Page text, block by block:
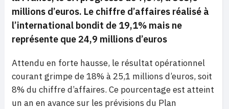
millions d’euros. Le chiffre d’affaires réalisé à
l’international bondit de 19,1% mais ne
représente que 24,9 millions d’euros
Attendu en forte hausse, le résultat opérationnel
courant grimpe de 18% à 25,1 millions d’euros, soit
8% du chiffre d’affaires. Ce pourcentage est atteint
un an en avance sur les prévisions du Plan